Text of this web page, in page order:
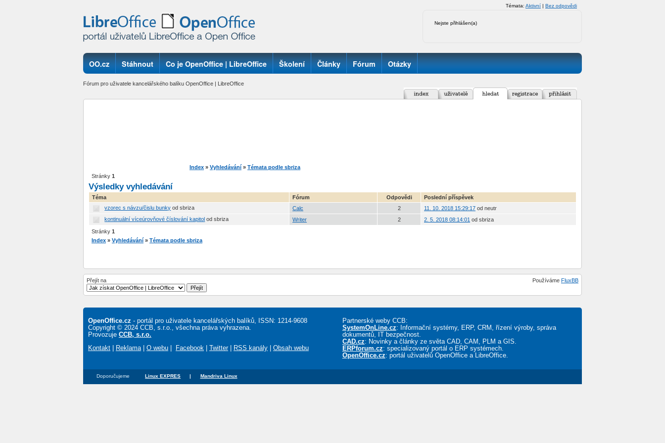
Nejste přihlášen(a)
Témata: Aktivní | Bez odpovědi
OO.cz Stáhnout Co je OpenOffice | LibreOffice Školení Články Fórum Otázky
Fórum pro uživatele kancelářského balíku OpenOffice | LibreOffice
Index » Vyhledávání » Témata podle sbriza
Stránky 1
Výsledky vyhledávání
Téma Fórum Odpovědi
Poslední příspěvek
vzorec s návzu/čislu bunky od sbriza Calc 2 11. 10. 2018 15:29:17 od neutr
kontinuální víceúrovňové číslování kapitol od sbriza Writer 2 2. 5. 2018 08:14:01 od sbriza
Stránky 1
Index » Vyhledávání » Témata podle sbriza
Přejít na Používáme FluxBB
OpenOffice.cz - portál pro uživatele kancelářských balíků, ISSN: 1214-9608
Copyright © 2024 CCB, s.r.o., všechna práva vyhrazena.
Provozuje CCB, s.r.o.
Kontakt
Reklama O webu Facebook Twitter| RSS kanály Obsah webu
Partnerské weby CCB:
SystemOnLine.cz: Informační systémy, ERP, CRM, řízení výroby, správa
dokumentů, IT bezpečnost.
CAD.cz: Novinky a články ze světa CAD, CAM, PLM a GIS.
ERPforum.cz: specializovaný portál o ERP systémech.
OpenOffice.cz: portál uživatelů OpenOffice a LibreOffice.
Doporučujeme Linux EXPRES | Mandriva Linux